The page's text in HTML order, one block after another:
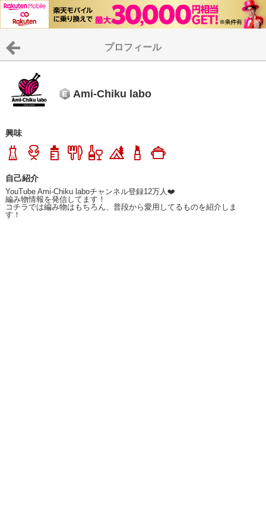
プロフィール
Ami-Chiku labo
興味
自己紹介
YouTube Ami-Chiku laboチャンネル登録12万人❤️
編み物情報を発信してます！
コチラでは編み物はもちろん、普段から愛用してるものを紹介しま
す！